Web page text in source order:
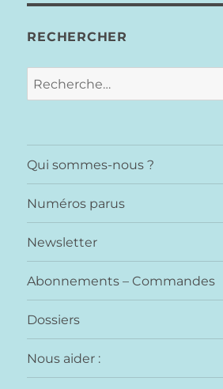
RECHERCHER
Recherche
pour :
Qui sommes-nous ?
Numéros parus
Newsletter
Abonnements – Commandes
Dossiers
Nous aider :